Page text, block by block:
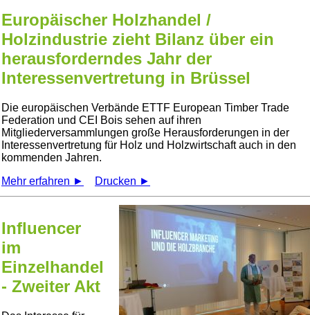
Europäischer Holzhandel /
Holzindustrie zieht Bilanz über ein
herausforderndes Jahr der
Interessenvertretung in Brüssel
Die europäischen Verbände ETTF European Timber Trade
Federation und CEI Bois sehen auf ihren
Mitgliederversammlungen große Herausforderungen in der
Interessenvertretung für Holz und Holzwirtschaft auch in den
kommenden Jahren.
Mehr erfahren ►
Drucken ►
Influencer
im
Einzelhandel
- Zweiter Akt